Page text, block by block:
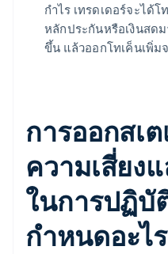
กำไร เทรดเดอร์จะได้
หลักประกันหรือเงินสด
ขึ้น แล้วออกโทเค็นเพิ่ม
การออกสเ
ความเสี่ยง
ในการปฏิบั
กำหนดอะไ